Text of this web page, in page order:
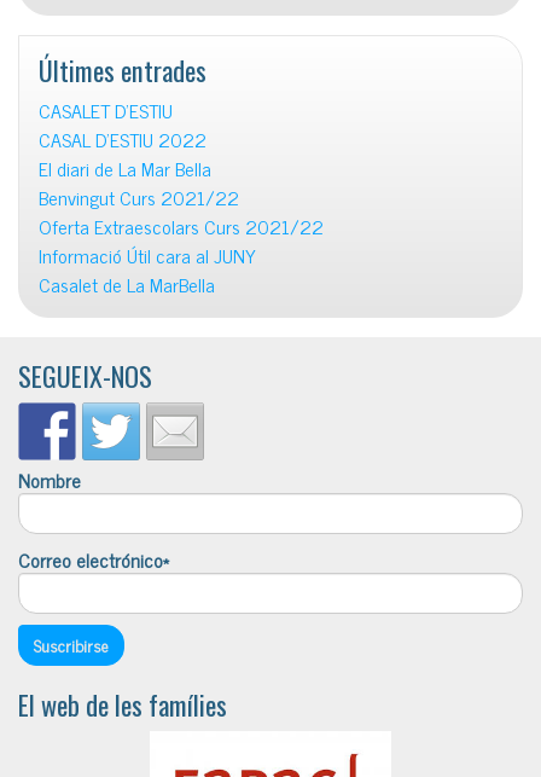
Últimes entrades
CASALET D’ESTIU
CASAL D’ESTIU 2022
El diari de La Mar Bella
Benvingut Curs 2021/22
Oferta Extraescolars Curs 2021/22
Informació Útil cara al JUNY
Casalet de La MarBella
SEGUEIX-NOS
Nombre
Correo electrónico*
El web de les famílies